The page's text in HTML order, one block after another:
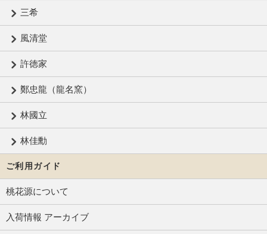
三希
風清堂
許徳家
鄭忠龍（龍名窯）
林國立
林佳勳
ご利用ガイド
桃花源について
入荷情報 アーカイブ